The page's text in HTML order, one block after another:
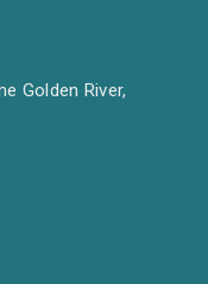
Golden River,